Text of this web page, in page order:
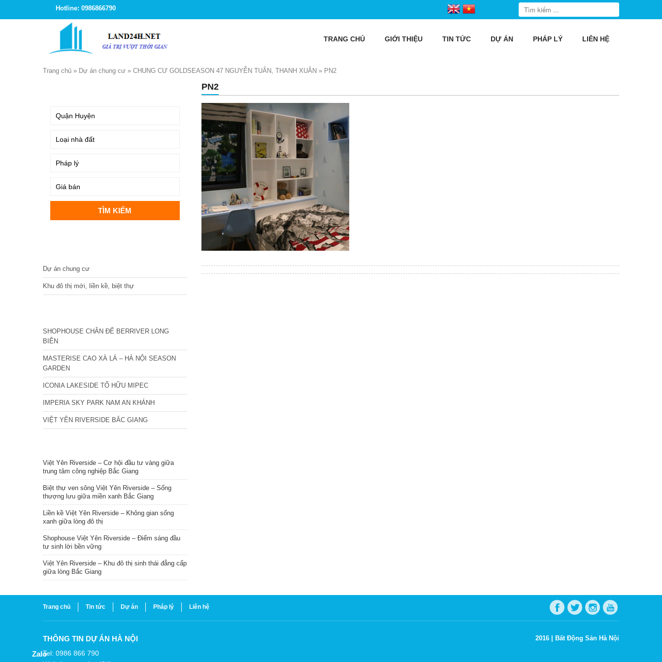
Hotline: 0986866790
TRANG CHỦ GIỚI THIỆU TIN TỨC DỰ ÁN PHÁP LÝ LIÊN HỆ
Trang chủ » Dự án chung cư » CHUNG CƯ GOLDSEASON 47 NGUYỄN TUÂN, THANH XUÂN » PN2
PN2
Dự án chung cư
Khu đô thị mới, liền kề, biệt thự
SHOPHOUSE CHÂN ĐẾ BERRIVER LONG
BIÊN
MASTERISE CAO XÀ LÁ – HÀ NỘI SEASON
GARDEN
ICONIA LAKESIDE TỐ HỮU MIPEC
IMPERIA SKY PARK NAM AN KHÁNH
VIỆT YÊN RIVERSIDE BẮC GIANG
Việt Yên Riverside – Cơ hội đầu tư vàng giữa
trung tâm công nghiệp Bắc Giang
Biệt thự ven sông Việt Yên Riverside – Sống
thượng lưu giữa miền xanh Bắc Giang
Liền kề Việt Yên Riverside – Không gian sống
xanh giữa lòng đô thị
Shophouse Việt Yên Riverside – Điểm sáng đầu
tư sinh lời bền vững
Việt Yên Riverside – Khu đô thị sinh thái đẳng cấp
giữa lòng Bắc Giang
Trang chủ Tin tức Dự án Pháp lý Liên hệ
THÔNG TIN DỰ ÁN HÀ NỘI
Tel: 0986 866 790
2016 | Bất Động Sản Hà Nội
Zalo